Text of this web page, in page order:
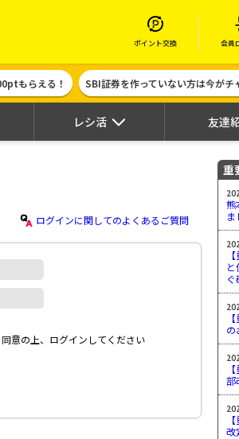
ス
ポイント交換 会員
もらえる！ SBI証券を作っていない方は今がチ
レシ活 友達
ログインに関してのよくあるご質問
同意の上、ログインしてください
重
熊
ま
ぐ
の
部
改